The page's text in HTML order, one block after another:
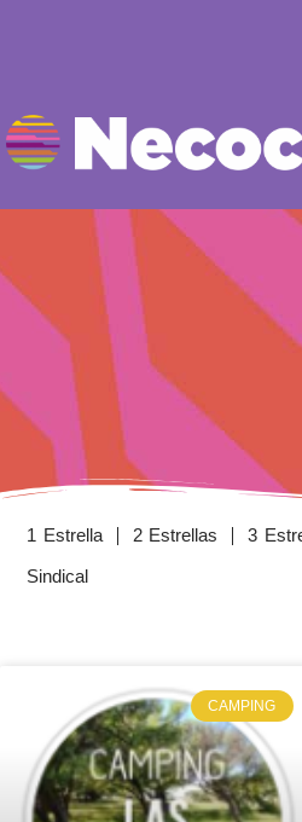
1 Estrella 2 Estrellas 3
Sindical
CAMPING